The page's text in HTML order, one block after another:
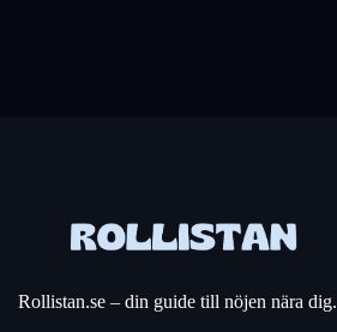
Rollistan.se – din guide till nöjen nära dig.